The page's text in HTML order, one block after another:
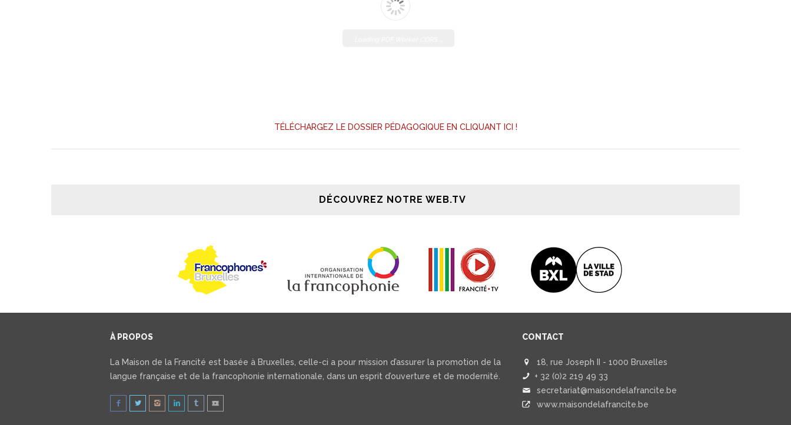
TÉLÉCHARGEZ LE DOSSIER PÉDAGOGIQUE EN CLIQUANT ICI !
DÉCOUVREZ NOTRE WEB.TV
À PROPOS
La Maison de la Francité est basée à Bruxelles, celle-ci a pour mission d’assurer la promotion de la
langue française et de la francophonie internationale, dans un esprit d’ouverture et de modernité.
CONTACT
18, rue Joseph II - 1000 Bruxelles
+ 32 (0)2 219 49 33
secretariat@maisondelafrancite.be
www.maisondelafrancite.be